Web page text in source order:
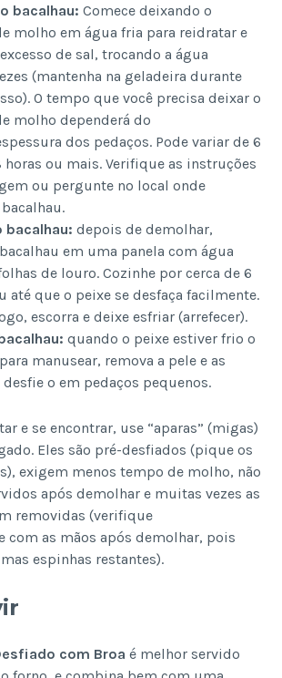
bacalhau: Comece deixando o
molho em água fria para reidratar e
de sal, trocando a água
(mantenha na geladeira durante
O tempo que você precisa deixar o
molho dependerá do
dos pedaços. Pode variar de 6
horas ou mais. Verifique as instruções
ou pergunte no local onde
bacalhau: depois de demolhar,
em uma panela com água
de louro. Cozinhe por cerca de 6
até que o peixe se desfaça facilmente.
escorra e deixe esfriar (arrefecer).
quando o peixe estiver frio o
manusear, remova a pele e as
desfie o em pedaços pequenos.
e se encontrar, use “aparas” (migas)
Eles são pré-desfiados (pique os
exigem menos tempo de molho, não
após demolhar e muitas vezes as
removidas (verifique
com as mãos após demolhar, pois
espinhas restantes).
com Broa é melhor servido